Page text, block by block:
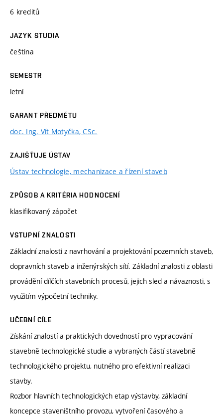
6 kreditů
JAZYK STUDIA
čeština
SEMESTR
letní
GARANT PŘEDMĚTU
doc. Ing. Vít Motyčka, CSc.
ZAJIŠŤUJE ÚSTAV
Ústav technologie, mechanizace a řízení staveb
ZPŮSOB A KRITÉRIA HODNOCENÍ
klasifikovaný zápočet
VSTUPNÍ ZNALOSTI
Základní znalosti z navrhování a projektování pozemních staveb,
dopravních staveb a inženýrských sítí. Základní znalosti z oblasti
provádění dílčích stavebních procesů, jejich sled a návaznosti, s
využitím výpočetní techniky.
UČEBNÍ CÍLE
Získání znalostí a praktických dovedností pro vypracování
stavebně technologické studie a vybraných částí stavebně
technologického projektu, nutného pro efektivní realizaci
stavby.
Rozbor hlavních technologických etap výstavby, základní
koncepce staveništního provozu, vytvoření časového a